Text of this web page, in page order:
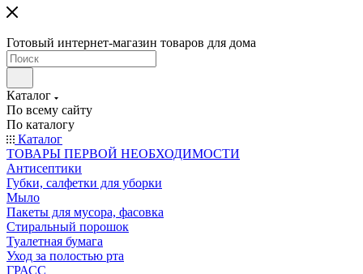
Готовый интернет-магазин товаров для дома
Каталог
По всему сайту
По каталогу
Каталог
ТОВАРЫ ПЕРВОЙ НЕОБХОДИМОСТИ
Антисептики
Губки, салфетки для уборки
Мыло
Пакеты для мусора, фасовка
Стиральный порошок
Туалетная бумага
Уход за полостью рта
ГРАСС